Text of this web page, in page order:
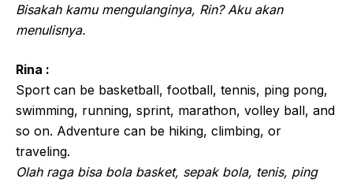
Bisakah kamu mengulanginya, Rin? Aku akan
menulisnya.
Rina :
Sport can be basketball, football, tennis, ping pong,
swimming, running, sprint, marathon, volley ball, and
so on. Adventure can be hiking, climbing, or
traveling.
Olah raga bisa bola basket, sepak bola, tenis, ping